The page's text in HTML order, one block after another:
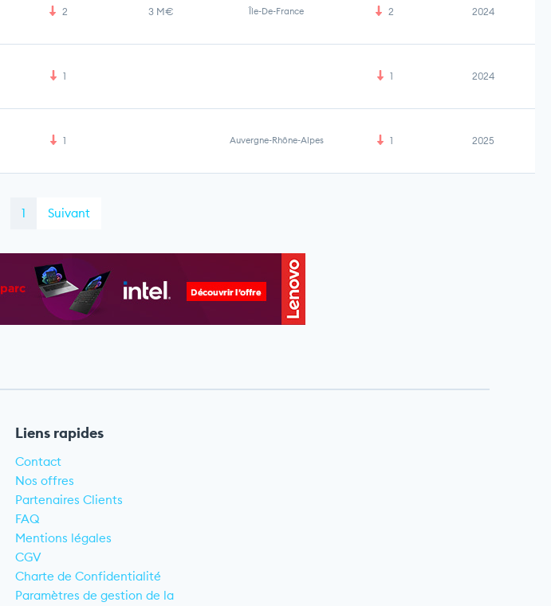
2 3 M€ Île-De-France 2 2024
1 1 2024
1 Auvergne-Rhône-Alpes 1 2025
1 Suivant
Liens rapides
Contact
Nos offres
Partenaires Clients
FAQ
Mentions légales
CGV
Charte de Confidentialité
Paramètres de gestion de la